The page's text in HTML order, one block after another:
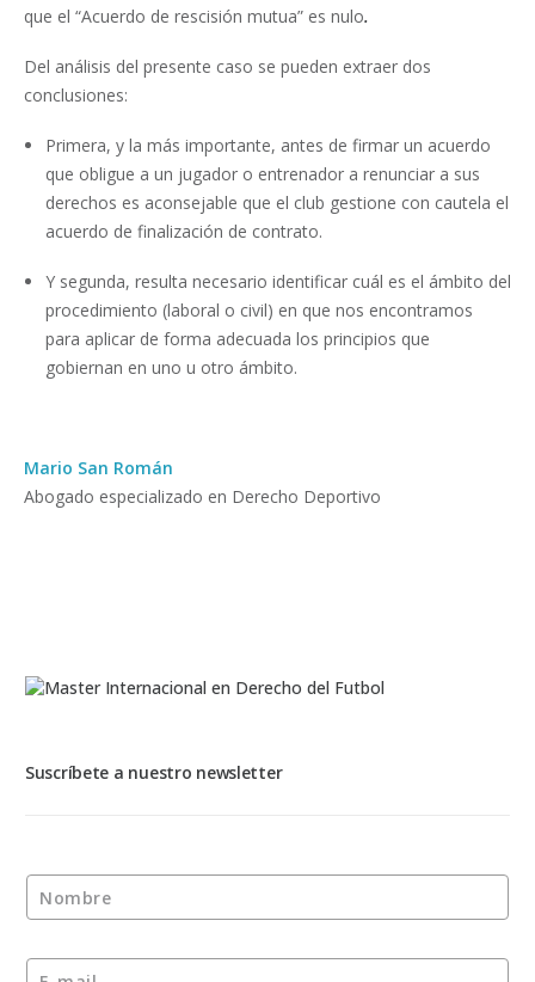
que el “Acuerdo de rescisión mutua” es nulo.
Del análisis del presente caso se pueden extraer dos
conclusiones:
Primera, y la más importante, antes de firmar un acuerdo
que obligue a un jugador o entrenador a renunciar a sus
derechos es aconsejable que el club gestione con cautela el
acuerdo de finalización de contrato.
Y segunda, resulta necesario identificar cuál es el ámbito del
procedimiento (laboral o civil) en que nos encontramos
para aplicar de forma adecuada los principios que
gobiernan en uno u otro ámbito.
Mario San Román
Abogado especializado en Derecho Deportivo
Suscríbete a nuestro newsletter
Nombre
E-mail *